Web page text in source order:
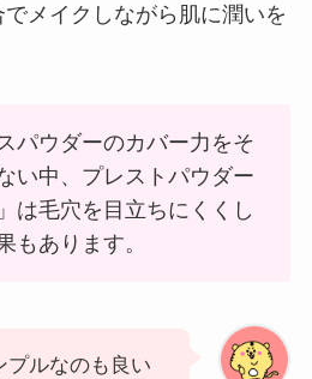
メイクしながら肌に潤いを
パウダーのカバー力をそ
い中、プレストパウダー
は毛穴を目立ちにくくし
もあります。
プルなのも良い